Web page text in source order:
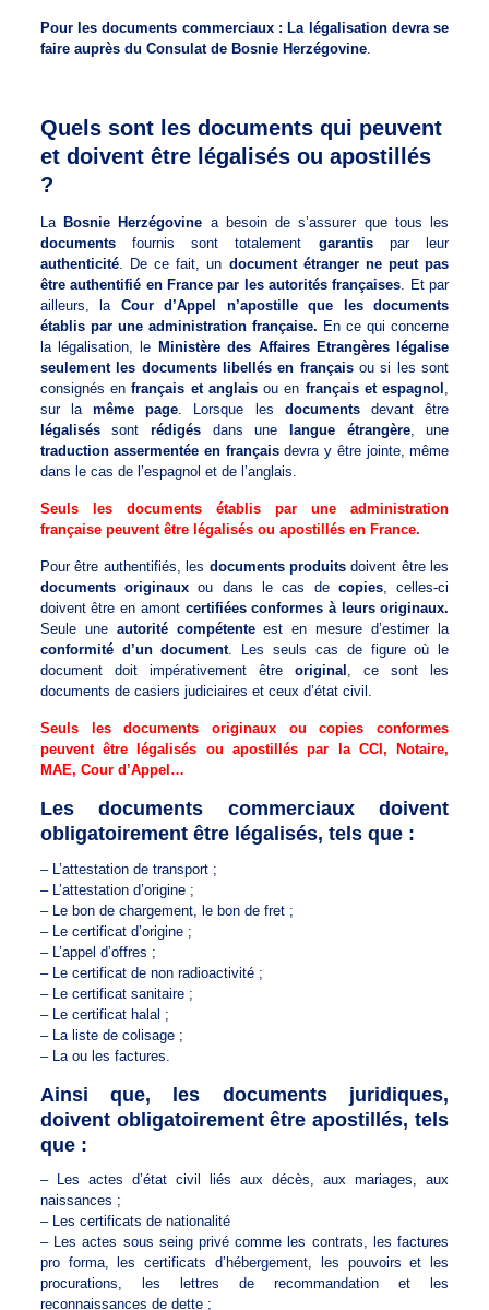
Pour les documents commerciaux : La légalisation devra se
faire auprès du Consulat de Bosnie Herzégovine.
Quels sont les documents qui peuvent
et doivent être légalisés ou apostillés
?
La Bosnie Herzégovine a besoin de s’assurer que tous les
documentsfournis sont totalement garantispar leur
authenticité. De ce fait, un document étranger ne peut pas
être authentifié en France par les autorités françaises . Et par
ailleurs, la Cour d’Appel n’apostille que les documents
établis par une administration française. En ce qui concerne
la légalisation, le Ministère des Affaires Etrangères légalise
seulement les documents libellés en françaisou si les sont
consignés enfrançais et anglaisou en français et espagnol
sur lamême page . Lorsque les documentsdevant être
légaliséssontrédigés dans une langue étrangère, une
traduction assermentée en françaisdevra y être jointe, même
dans le cas de l’espagnol et de l’anglais.
Seuls les documents établis par une administration
française peuvent être légalisés ou apostillés en France.
Pour être authentifiés, les documents produitsdoivent être les
documents originaux ou dans le cas de copies, celles-ci
doivent être en amont certifiées conformes à leurs originaux.
Seule une autorité compétenteest en mesure d’estimer la
conformité d’un document. Les seuls cas de figure où le
document doit impérativement êtreoriginal
, ce sont les
documents de casiers judiciaires et ceux d’état civil.
Seuls les documents originaux ou copies conformes
peuvent être légalisés ou apostillés par la CCI, Notaire,
MAE, Cour d’Appel…
Les documents commerciaux doivent
obligatoirement être légalisés, tels que :
– L’attestation de transport ;
– L’attestation d’origine ;
– Le bon de chargement, le bon de fret ;
– Le certificat d’origine ;
– L’appel d’offres ;
– Le certificat de non radioactivité ;
– Le certificat sanitaire ;
– Le certificat halal ;
– La liste de colisage ;
– La ou les factures.
Ainsi que, les documents juridiques,
doivent obligatoirement être apostillés, tels
que :
– Les actes d’état civil liés aux décès, aux mariages, aux
naissances ;
– Les certificats de nationalité
– Les actes sous seing privé comme les contrats, les factures
pro forma, les certificats d’hébergement, les pouvoirs et les
procurations, les lettres de recommandation et les
reconnaissances de dette ;